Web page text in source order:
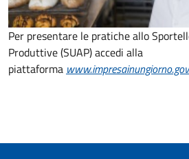
Per presentare le pratiche allo
Produttive (SUAP) accedi alla
piattaforma